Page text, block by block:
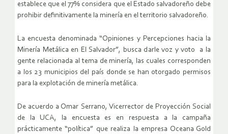
establece que el 77% considera que el Estado salvadoreño debe
prohibir definitivamente la minería en el territorio salvadoreño.
La encuesta denominada “Opiniones y Percepciones hacia la
Minería Metálica en El Salvador”, busca darle voz y voto a la
gente relacionada al tema de minería, las cuales corresponden
a los 23 municipios del país donde se han otorgado permisos
para la explotación de minería metálica.
De acuerdo a Omar Serrano, Vicerrector de Proyección Social
de la UCA, la encuesta es en respuesta a la campaña
prácticamente “política” que realiza la empresa Oceana Gold